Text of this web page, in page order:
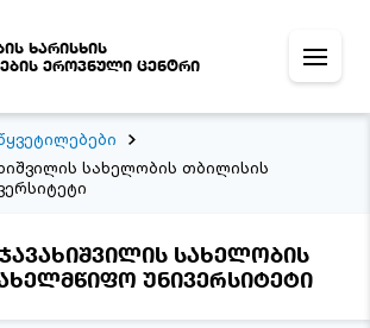
ხარისხის
ეროვნული ცენტრი
სახელობის თბილისის
ჯავახიშვილის სახელობის
უნივერსიტეტი